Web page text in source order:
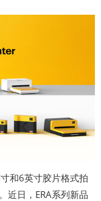
和6英寸胶片格式拍
近日，ERA系列新品